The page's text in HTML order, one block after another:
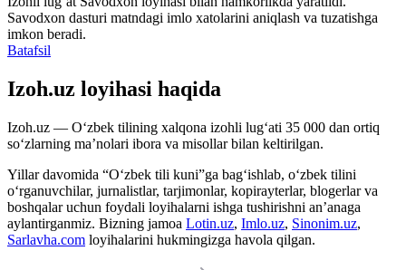
Savodxon dasturi matndagi imlo xatolarini aniqlash va tuzatishga
imkon beradi.
Batafsil
Izoh.uz loyihasi haqida
Izoh.uz — O‘zbek tilining xalqona izohli lug‘ati 35 000 dan ortiq
so‘zlarning ma’nolari ibora va misollar bilan keltirilgan.
Yillar davomida “O‘zbek tili kuni”ga bag‘ishlab, o‘zbek tilini
o‘rganuvchilar, jurnalistlar, tarjimonlar, kopirayterlar, blogerlar va
boshqalar uchun foydali loyihalarni ishga tushirishni an’anaga
aylantirganmiz. Bizning jamoa Lotin.uz, Imlo.uz, Sinonim.uz,
Sarlavha.com loyihalarini hukmingizga havola qilgan.